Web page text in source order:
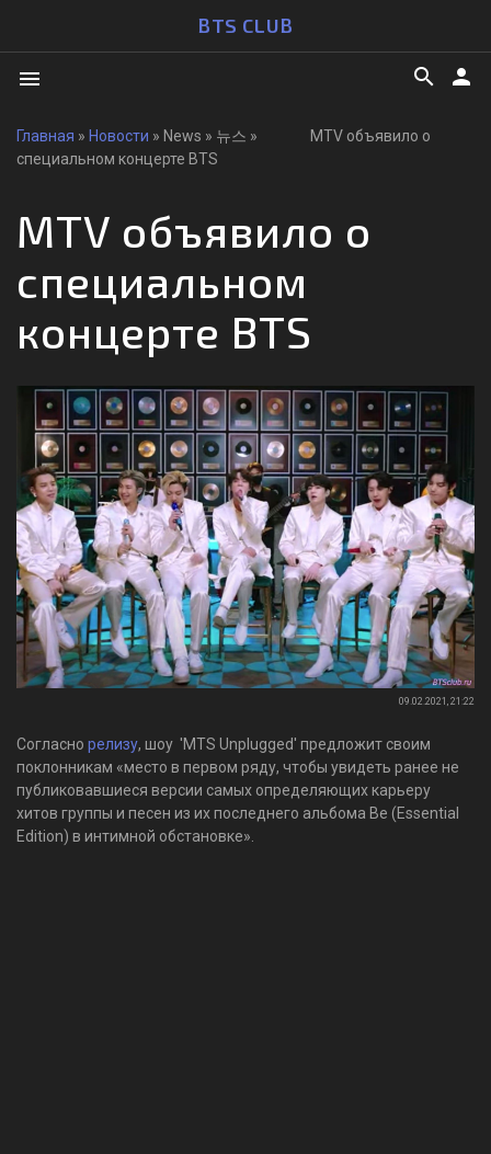
BTS CLUB
menu person
search
Главная » Новости » News » 뉴스 » MTV объявило о
специальном концерте BTS
MTV объявило о
специальном
концерте BTS
09.02.2021, 21:22
Согласно релизу, шоу 'MTS Unplugged' предложит своим
поклонникам «место в первом ряду, чтобы увидеть ранее не
публиковавшиеся версии самых определяющих карьеру
хитов группы и песен из их последнего альбома Be (Essential
Edition) в интимной обстановке».